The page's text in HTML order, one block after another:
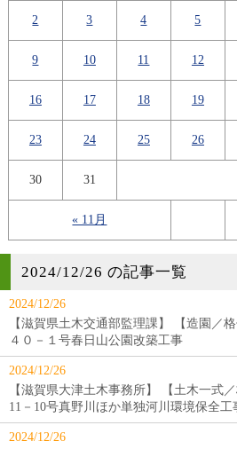
« 11月
2 3 4 5
9 10 11 12
16 17 18 19
23 24 25 26
30 31
2024/12/26 の記事一覧
2024/12/26
【滋賀県土木交通部監理課】 【造園／
４０－１号春日山公園改築工事
2024/12/26
【滋賀県大津土木事務所】 【土木一
11－10号真野川ほか単独河川環境保全工
2024/12/26